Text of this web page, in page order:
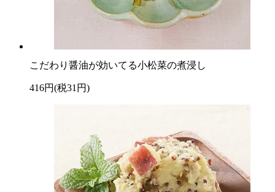
こだわり醤油が効いてる小松菜の煮浸し
416円(税31円)